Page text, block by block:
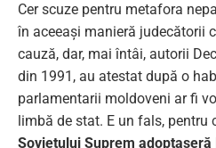
Cer scuze pentru metafora
în aceeași manieră judecătorii
cauză, dar, mai întâi, autorii
din 1991, au atestat după o
parlamentarii moldoveni ar fi
limbă de stat. E un fals, pentru
Sovietului Suprem